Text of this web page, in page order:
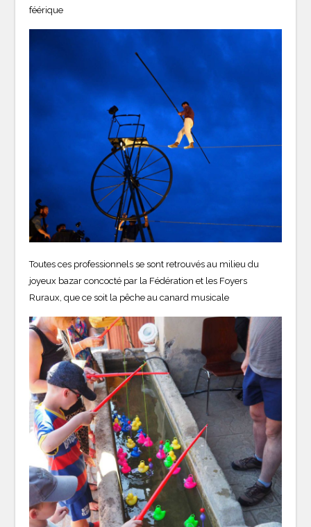
féérique
Toutes ces professionnels se sont retrouvés au milieu du
joyeux bazar concocté par la Fédération et les Foyers
Ruraux, que ce soit la pêche au canard musicale